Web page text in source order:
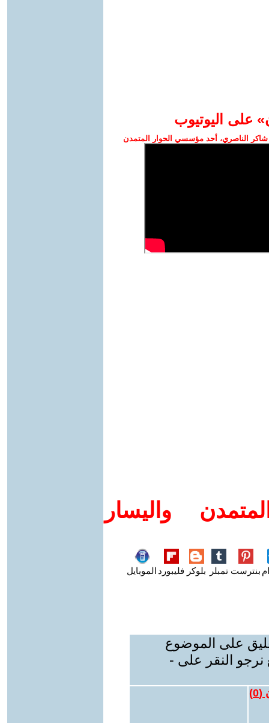
على اليوتيوب
الناصري، أحد مؤسسي الحوار المتمدن
واليسار
بنترست تمبلر بلوكر فليبورد الموبايل
على الموضوع
نرجو النقر على -
(
0
)